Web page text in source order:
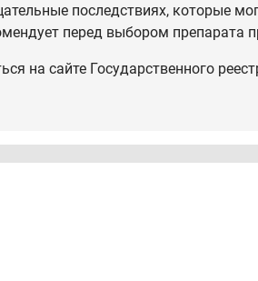
последствиях, которые
перед выбором препарата
на сайте Государственного